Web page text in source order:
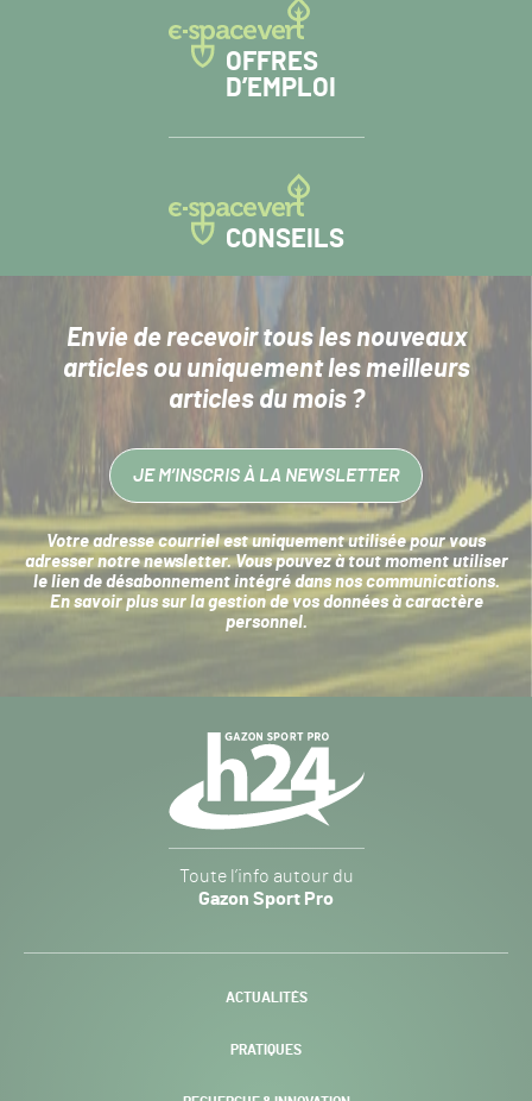
OFFRES
D’EMPLOI
CONSEILS
Envie de recevoir tous les nouveaux
articlesou uniquement les meilleurs
articles du mois ?
JE M’INSCRIS À LA NEWSLETTER
Votre adresse courriel est uniquement utilisée pour vous
adresser notre newsletter. Vous pouvez à tout moment utiliser
le lien de désabonnement intégré dans nos communications.
En savoir plus sur la gestion de vos données à caractère
personnel.
Sport
Pro
-
Toute l’info autour du
Gazon Sport Pro
ACTUALITÉS
PRATIQUES